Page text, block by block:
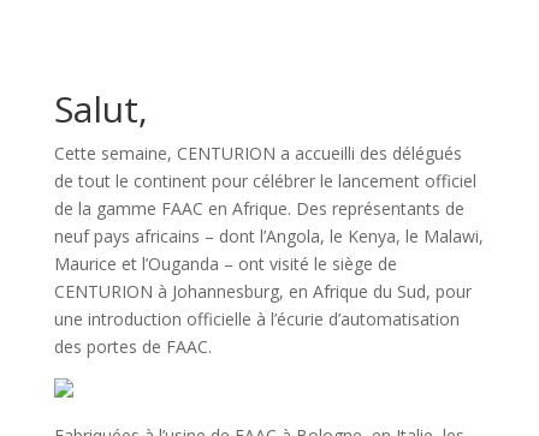
Salut,
Cette semaine, CENTURION a accueilli des délégués
de tout le continent pour célébrer le lancement officiel
de la gamme FAAC en Afrique. Des représentants de
neuf pays africains – dont l’Angola, le Kenya, le Malawi,
Maurice et l’Ouganda – ont visité le siège de
CENTURION à Johannesburg, en Afrique du Sud, pour
une introduction officielle à l’écurie d’automatisation
des portes de FAAC.